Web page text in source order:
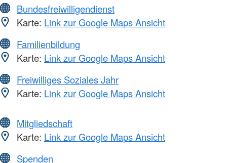
Bundesfreiwilligendienst
Karte: Link zur Google Maps Ansicht
Familienbildung
Karte: Link zur Google Maps Ansicht
Freiwilliges Soziales Jahr
Karte: Link zur Google Maps Ansicht
Mitgliedschaft
Karte: Link zur Google Maps Ansicht
Spenden